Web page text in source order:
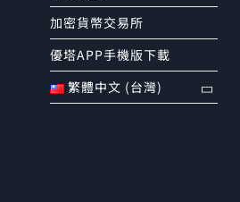
加密貨幣交易所
優塔APP手機版下載
繁體中文 (台灣)